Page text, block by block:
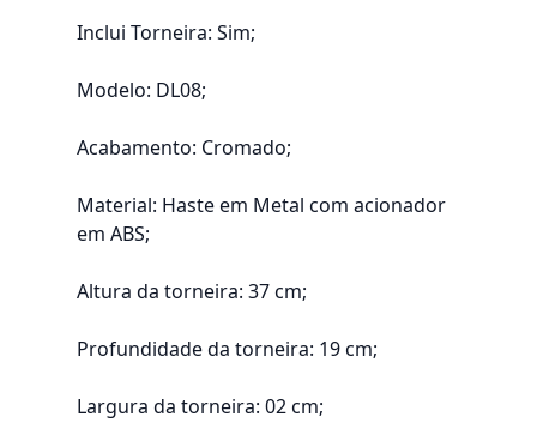
Inclui Torneira: Sim;
Modelo: DL08;
Acabamento: Cromado;
Material: Haste em Metal com acionador
em ABS;
Altura da torneira: 37 cm;
Profundidade da torneira: 19 cm;
Largura da torneira: 02 cm;